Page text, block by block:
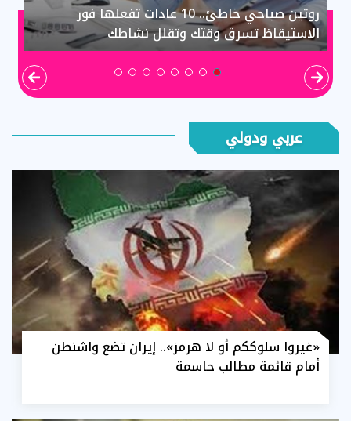
سرطان القولون.. بكتيريا الأمعاء تكشف جانبًا
مجهولًا من المرض
عربي ودولي
«غيروا سلوككم أو لا هرمز».. إيران تضع واشنطن
أمام قائمة مطالب حاسمة